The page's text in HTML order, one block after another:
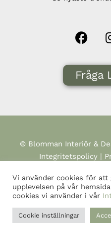
Fråga
© Blomman Interiör &
Integritetspolicy |
Vi använder cookies för att
upplevelsen på vår
cookies vi använder i vår
Cookie inställningar